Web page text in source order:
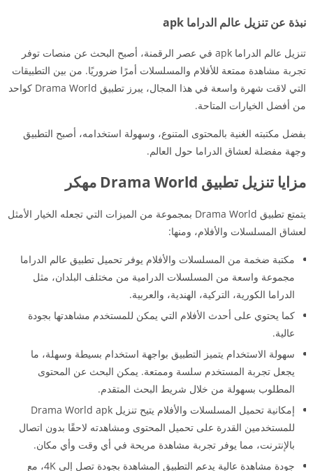
نبذة عن تنزيل عالم الدراما apk
تنزيل عالم الدراما apk في عصر الرقمنة، أصبح البحث عن منصات توفر
تجربة مشاهدة ممتعة للأفلام والمسلسلات أمرًا ضروريًا. من بين التطبيقات
التي لاقت شهرة واسعة في هذا المجال، يبرز تطبيق Drama World كواحد
من أفضل الخيارات المتاحة.
بفضل مكتبته الغنية بالمحتوى المتنوع، وسهولة استخدامه، أصبح التطبيق
وجهة مفضلة لعشاق الدراما حول العالم.
مزايا تنزيل تطبيق Drama World مهكر
يتمتع تطبيق Drama World بمجموعة من الميزات التي تجعله الخيار الأمثل
لعشاق المسلسلات والأفلام، ومنها:
مكتبة ضخمة من المسلسلات والأفلام يوفر تحميل تطبيق عالم الدراما
مجموعة واسعة من المسلسلات الدرامية من مختلف البلدان، مثل
الدراما الكورية، التركية، الهندية، والعربية.
كما يحتوي على أحدث الأفلام التي يمكن للمستخدم مشاهدتها بجودة
عالية.
سهولة الاستخدام يتميز التطبيق بواجهة استخدام بسيطة وسهلة، ما
يجعل تجربة المستخدم سلسة وممتعة. يمكن البحث عن المحتوى
المطلوب بسهولة من خلال شريط البحث المتقدم.
إمكانية تحميل المسلسلات والأفلام يتيح تنزيل Drama World apk
للمستخدمين القدرة على تحميل المحتوى ومشاهدته لاحقًا بدون اتصال
بالإنترنت، مما يوفر تجربة مشاهدة مريحة في أي وقت وأي مكان.
جودة مشاهدة عالية يدعم التطبيق المشاهدة بجودة تصل إلى 4K، مع